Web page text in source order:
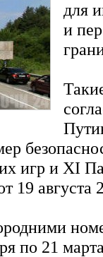
для
и
игр и XI
19 августа
по 21